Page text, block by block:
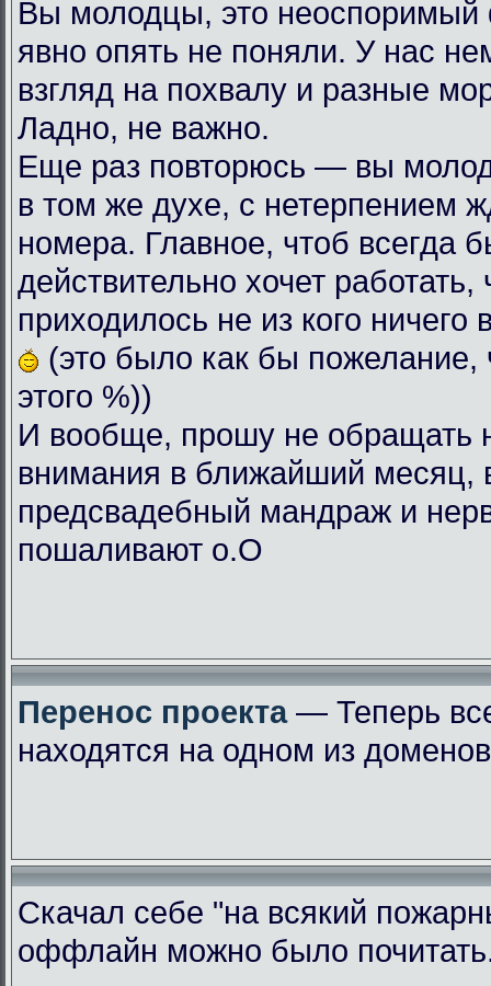
Вы молодцы, это
явно опять не поняли. У нас
взгляд на похвалу и разные
Ладно, не важно.
Еще раз повторюсь — вы
в том же духе, с нетерпением
номера. Главное, чтоб всегда
действительно хочет работать,
приходилось не из кого ничего
(это было как бы пожелание,
этого %))
И вообще, прошу не обращать
внимания в ближайший месяц,
предсвадебный мандраж и
пошаливают о.О
Перенос проекта— Теперь
находятся на одном из
Скачал себе "на всякий
оффлайн можно было